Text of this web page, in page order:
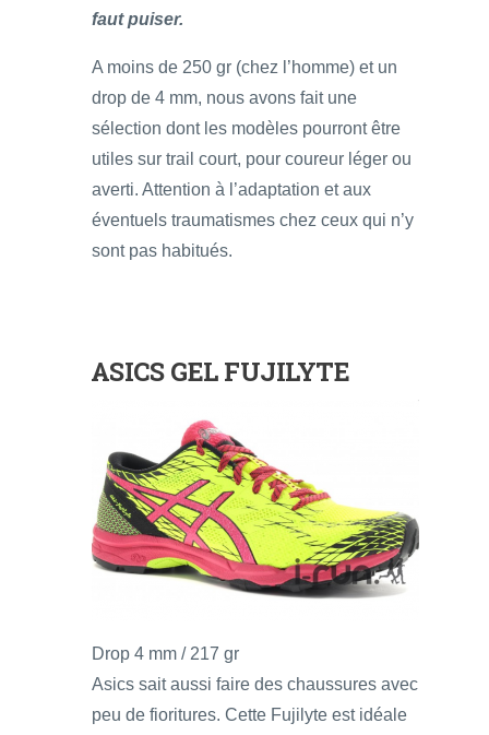
faut puiser.
A moins de 250 gr (chez l’homme) et un
drop de 4 mm, nous avons fait une
sélection dont les modèles pourront être
utiles sur trail court, pour coureur léger ou
averti. Attention à l’adaptation et aux
éventuels traumatismes chez ceux qui n’y
sont pas habitués.
ASICS GEL FUJILYTE
Drop 4 mm / 217 gr
Asics sait aussi faire des chaussures avec
peu de fioritures. Cette Fujilyte est idéale